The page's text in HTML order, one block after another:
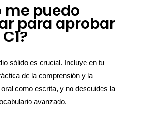
me puedo
para aprobar
sólido es crucial. Incluye en tu
de la comprensión y la
como escrita, y no descuides la
avanzado.